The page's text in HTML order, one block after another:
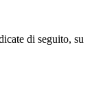
di seguito, su